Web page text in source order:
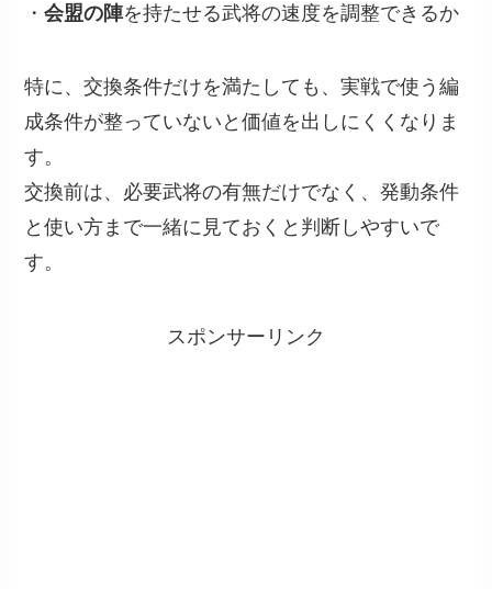
・会盟の陣を持たせる武将の速度を調整できるか
特に、交換条件だけを満たしても、実戦で使う編
成条件が整っていないと価値を出しにくくなりま
す。
交換前は、必要武将の有無だけでなく、発動条件
と使い方まで一緒に見ておくと判断しやすいで
す。
スポンサーリンク